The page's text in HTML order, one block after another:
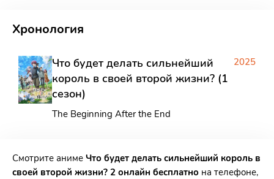
Хронология
Что будет делать сильнейший
король в своей второй жизни? (1
сезон)
The Beginning After the End
2025
Смотрите аниме Что будет делать сильнейший король в
своей второй жизни? 2 онлайн бесплатно на телефоне,